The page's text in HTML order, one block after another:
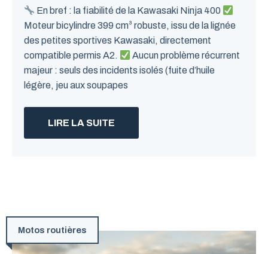
En bref : la fiabilité de la Kawasaki Ninja 400
Moteur bicylindre 399 cm³ robuste, issu de la lignée
des petites sportives Kawasaki, directement
compatible permis A2.
Aucun problème récurrent
majeur : seuls des incidents isolés (fuite d’huile
légère, jeu aux soupapes
LIRE LA SUITE
Motos routières